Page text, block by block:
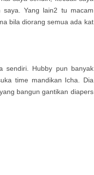
saya. Yang lain2 tu macam
bila diorang semua ada kat
sendiri. Hubby pun banyak
time mandikan Icha. Dia
bangun gantikan diapers